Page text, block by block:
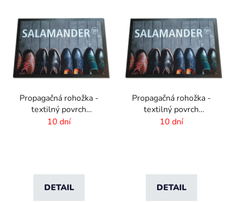
Propagačná rohožka -
textilný povrch
-85x150 cm
10 dní
DETAIL
Propagačná rohožka -
textilný povrch
-60x40cm
10 dní
DETAIL